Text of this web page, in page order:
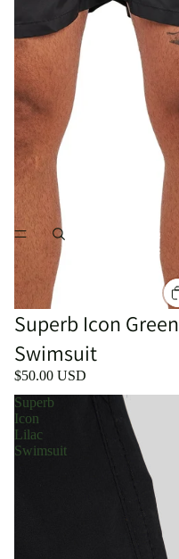
Superb Icon Green
Swimsuit
$50.00 USD
Superb
Icon
Lilac
Swimsuit